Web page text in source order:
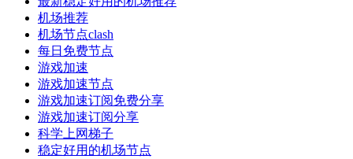
机场推荐
机场节点clash
每日免费节点
游戏加速
游戏加速节点
游戏加速订阅免费分享
游戏加速订阅分享
科学上网梯子
稳定好用的机场节点